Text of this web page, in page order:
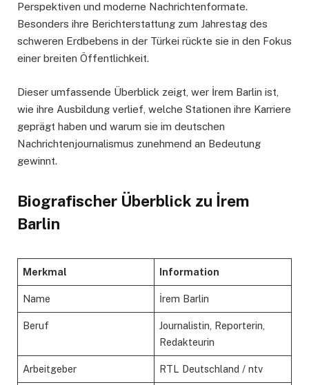
Perspektiven und moderne Nachrichtenformate.
Besonders ihre Berichterstattung zum Jahrestag des
schweren Erdbebens in der Türkei rückte sie in den Fokus
einer breiten Öffentlichkeit.
Dieser umfassende Überblick zeigt, wer İrem Barlin ist,
wie ihre Ausbildung verlief, welche Stationen ihre Karriere
geprägt haben und warum sie im deutschen
Nachrichtenjournalismus zunehmend an Bedeutung
gewinnt.
Biografischer Überblick zu İrem
Barlin
Merkmal Information
Name İrem Barlin
Beruf
Journalistin, Reporterin,
Redakteurin
Arbeitgeber RTL Deutschland / ntv